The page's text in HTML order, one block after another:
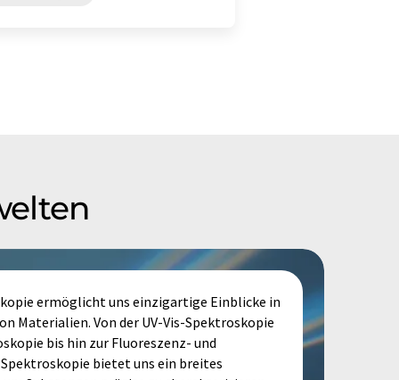
ermöglicht uns einzigartige Einblicke in
Materialien. Von der UV-Vis-Spektroskopie
bis hin zur Fluoreszenz- und
bietet uns ein breites